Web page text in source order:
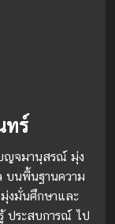
ทร์
ญจมานุสรณ์ มุ่ง
บนพื้นฐานความ
งมั่นศึกษาและ
ประสบการณ์ ไป